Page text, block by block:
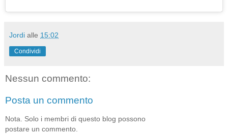
Jordi alle 15:02
Condividi
Nessun commento:
Posta un commento
Nota. Solo i membri di questo blog possono
postare un commento.